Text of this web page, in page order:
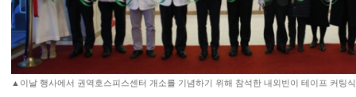
▲이날 행사에서 권역호스피스센터 개소를 기념하기 위해 참석한 내외빈이 테이프 커팅